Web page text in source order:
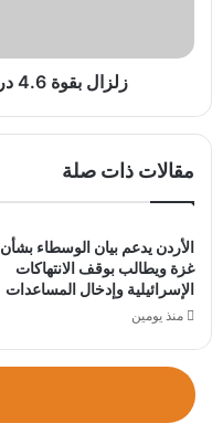
زلزال بقوة 4.6 درجات يضرب شمال باكستان
مقالات ذات صلة
الأردن يدعم بيان الوسطاء بشأن
غزة ويطالب بوقف الانتهاكات
الإسرائيلية وإدخال المساعدات
منذ يومين